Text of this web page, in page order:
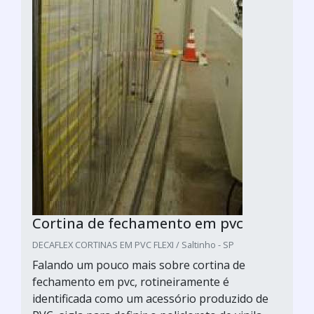
Cortina de fechamento em pvc
DECAFLEX CORTINAS EM PVC FLEXI / Saltinho - SP
Falando um pouco mais sobre cortina de
fechamento em pvc, rotineiramente é
identificada como um acessório produzido de